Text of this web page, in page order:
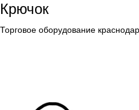
Крючок
Торговое оборудование краснодар